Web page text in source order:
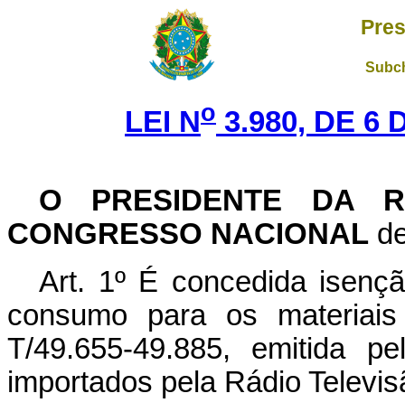
LEI No 3.980, DE 6
O PRESIDENTE DA
CONGRESSO NACIONAL
Art. 1º É concedida
consumo para os
T/49.655-49.885, emitida
importados pela Rádio